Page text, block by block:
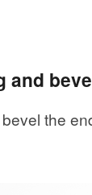
and
the